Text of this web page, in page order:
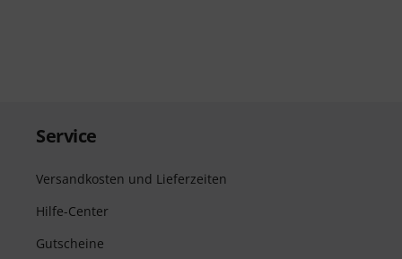
Service
Versandkosten und Lieferzeiten
Hilfe-Center
Gutscheine